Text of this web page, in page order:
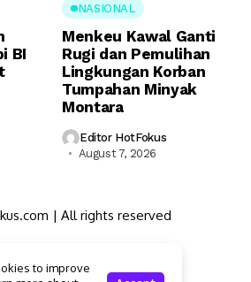
BI
NASIONAL
Menkeu Kawal Ganti
Rugi dan Pemulihan
Lingkungan Korban
Tumpahan Minyak
Montara
Editor HotFokus
August 7, 2026
| All rights reserved
to improve